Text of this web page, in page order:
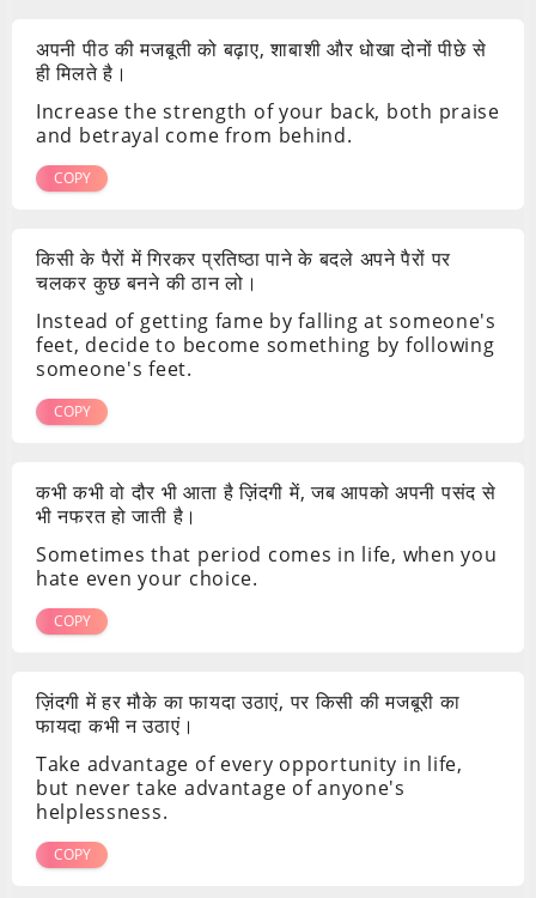
अपनी पीठ की मजबूती को बढ़ाए, शाबाशी और धोखा दोनों पीछे से
ही मिलते है।
Increase the strength of your back, both praise
and betrayal come from behind.
COPY
किसी के पैरों में गिरकर प्रतिष्ठा पाने के बदले अपने पैरों पर
चलकर कुछ बनने की ठान लो।
Instead of getting fame by falling at someone's
feet, decide to become something by following
someone's feet.
COPY
कभी कभी वो दौर भी आता है ज़िंदगी में, जब आपको अपनी पसंद से
भी नफरत हो जाती है।
Sometimes that period comes in life, when you
hate even your choice.
COPY
ज़िंदगी में हर मौके का फायदा उठाएं, पर किसी की मजबूरी का
फायदा कभी न उठाएं।
Take advantage of every opportunity in life,
but never take advantage of anyone's
helplessness.
COPY